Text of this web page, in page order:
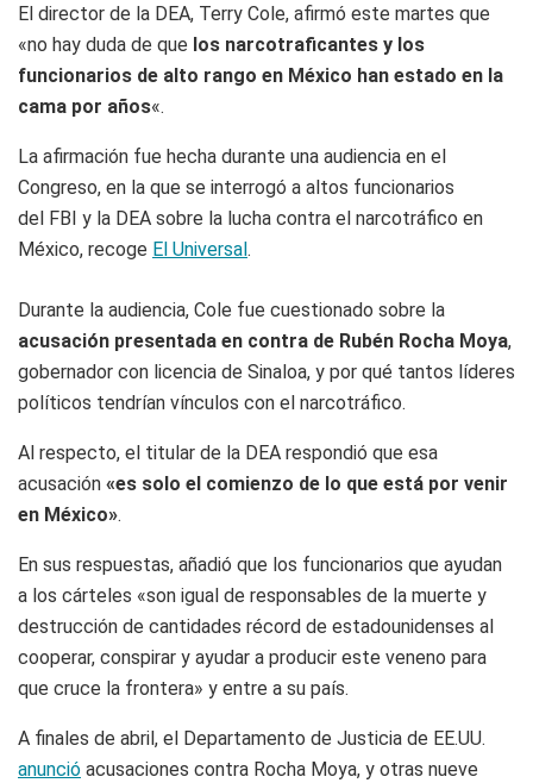
El director de la DEA, Terry Cole, afirmó este martes que
«no hay duda de que los narcotraficantes y los
funcionarios de alto rango en México han estado en la
cama por años«.
La afirmación fue hecha durante una audiencia en el
Congreso, en la que se interrogó a altos funcionarios
del FBI y la DEA sobre la lucha contra el narcotráfico en
México, recoge El Universal .
Durante la audiencia, Cole fue cuestionado sobre la
acusación presentada en contra de Rubén Rocha Moya,
gobernador con licencia de Sinaloa, y por qué tantos líderes
políticos tendrían vínculos con el narcotráfico.
Al respecto, el titular de la DEA respondió que esa
acusación «es solo el comienzo de lo que está por venir
en México».
En sus respuestas, añadió que los funcionarios que ayudan
a los cárteles «son igual de responsables de la muerte y
destrucción de cantidades récord de estadounidenses al
cooperar, conspirar y ayudar a producir este veneno para
que cruce la frontera» y entre a su país.
A finales de abril, el Departamento de Justicia de EE.UU.
anunció acusaciones contra Rocha Moya, y otras nueve